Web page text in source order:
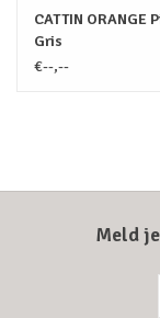
CATTIN ORANGE
Gris
€--,--
Meld